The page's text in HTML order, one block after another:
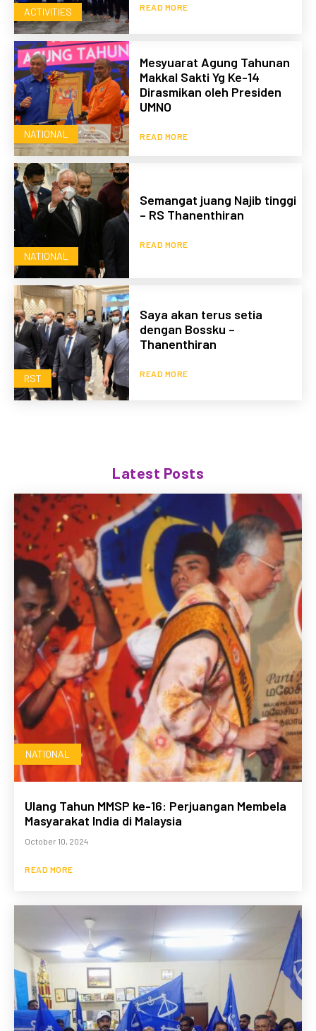
ACTIVITIES READ MORE
NATIONAL
Mesyuarat Agung Tahunan
Makkal Sakti Yg Ke-14
Dirasmikan oleh Presiden
UMNO
READ MORE
NATIONAL
Semangat juang Najib tinggi
– RS Thanenthiran
READ MORE
RST
Saya akan terus setia
dengan Bossku –
Thanenthiran
READ MORE
Latest Posts
NATIONAL
Ulang Tahun MMSP ke-16: Perjuangan Membela
Masyarakat India di Malaysia
October 10, 2024
READ MORE